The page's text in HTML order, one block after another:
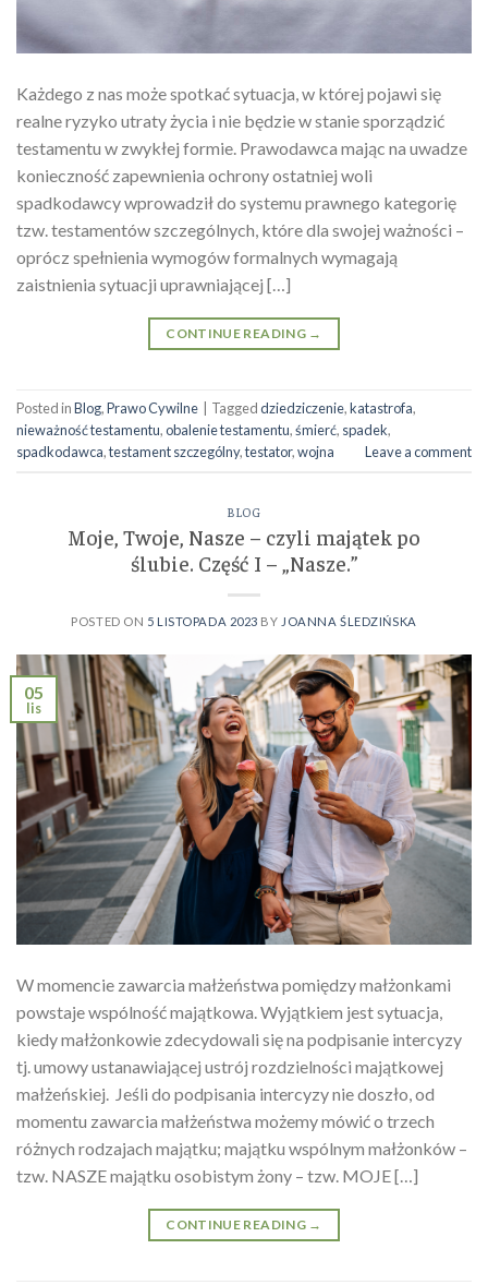
Każdego z nas może spotkać sytuacja, w której pojawi się
realne ryzyko utraty życia i nie będzie w stanie sporządzić
testamentu w zwykłej formie. Prawodawca mając na uwadze
konieczność zapewnienia ochrony ostatniej woli
spadkodawcy wprowadził do systemu prawnego kategorię
tzw. testamentów szczególnych, które dla swojej ważności –
oprócz spełnienia wymogów formalnych wymagają
zaistnienia sytuacji uprawniającej […]
CONTINUE READING →
Posted inBlog,Prawo Cywilne Taggeddziedziczenie,katastrofa,
nieważność testamentu,obalenie testamentu,śmierć, spadek,
spadkodawca,testament szczególny,testator,wojna Leave a comment
BLOG
Moje, Twoje, Nasze – czyli majątek po
ślubie. Część I – „Nasze.”
POSTED ON 5 LISTOPADA 2023 BY JOANNA ŚLEDZIŃSKA
05
lis
W momencie zawarcia małżeństwa pomiędzy małżonkami
powstaje wspólność majątkowa. Wyjątkiem jest sytuacja,
kiedy małżonkowie zdecydowali się na podpisanie intercyzy
tj. umowy ustanawiającej ustrój rozdzielności majątkowej
małżeńskiej. Jeśli do podpisania intercyzy nie doszło, od
momentu zawarcia małżeństwa możemy mówić o trzech
różnych rodzajach majątku; majątku wspólnym małżonków –
tzw. NASZE majątku osobistym żony – tzw. MOJE […]
CONTINUE READING →